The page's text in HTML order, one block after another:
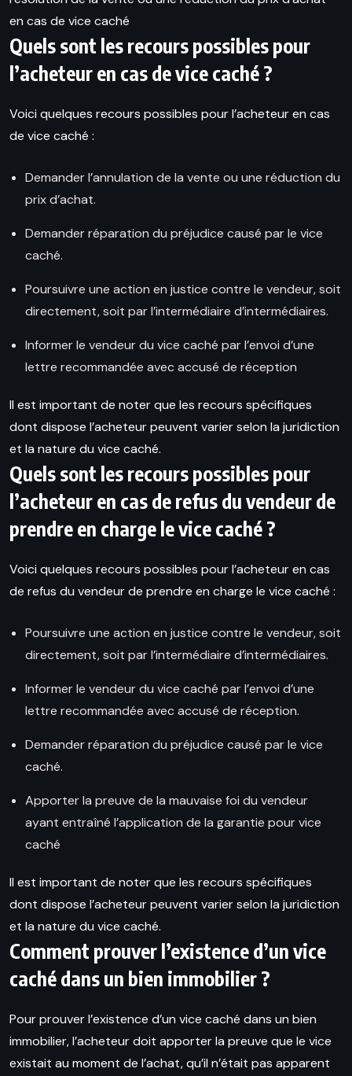
en cas de vice caché
Quels sont les recours possibles pour
l’acheteur en cas de vice caché ?
Voici quelques recours possibles pour l’acheteur en cas
de vice caché :
Demander l’annulation de la vente ou une réduction du
prix d’achat.
Demander réparation du préjudice causé par le vice
caché.
Poursuivre une action en justice contre le vendeur, soit
directement, soit par l’intermédiaire d’intermédiaires.
Informer le vendeur du vice caché par l’envoi d’une
lettre recommandée avec accusé de réception
Il est important de noter que les recours spécifiques
dont dispose l’acheteur peuvent varier selon la juridiction
et la nature du vice caché.
Quels sont les recours possibles pour
l’acheteur en cas de refus du vendeur de
prendre en charge le vice caché ?
Voici quelques recours possibles pour l’acheteur en cas
de refus du vendeur de prendre en charge le vice caché :
Poursuivre une action en justice contre le vendeur, soit
directement, soit par l’intermédiaire d’intermédiaires.
Informer le vendeur du vice caché par l’envoi d’une
lettre recommandée avec accusé de réception.
Demander réparation du préjudice causé par le vice
caché.
Apporter la preuve de la mauvaise foi du vendeur
ayant entraîné l’application de la garantie pour vice
caché
Il est important de noter que les recours spécifiques
dont dispose l’acheteur peuvent varier selon la juridiction
et la nature du vice caché.
Comment prouver l’existence d’un vice
caché dans un bien immobilier ?
Pour prouver l’existence d’un vice caché dans un bien
immobilier, l’acheteur doit apporter la preuve que le vice
existait au moment de l’achat, qu’il n’était pas apparent